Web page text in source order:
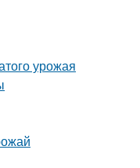
урожая